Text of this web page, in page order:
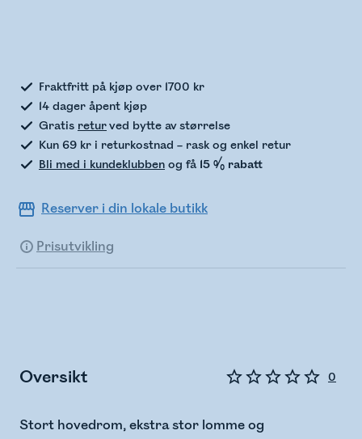
Fraktfritt på kjøp over 1700 kr
14 dager åpent kjøp
Gratis returved bytte av størrelse
Kun 69 kr i returkostnad – rask og enkel retur
Bli med i kundeklubben og få 15 % rabatt
Reserver i din lokale butikk
Prisutvikling
Oversikt 0
Stort hovedrom, ekstra stor lomme og